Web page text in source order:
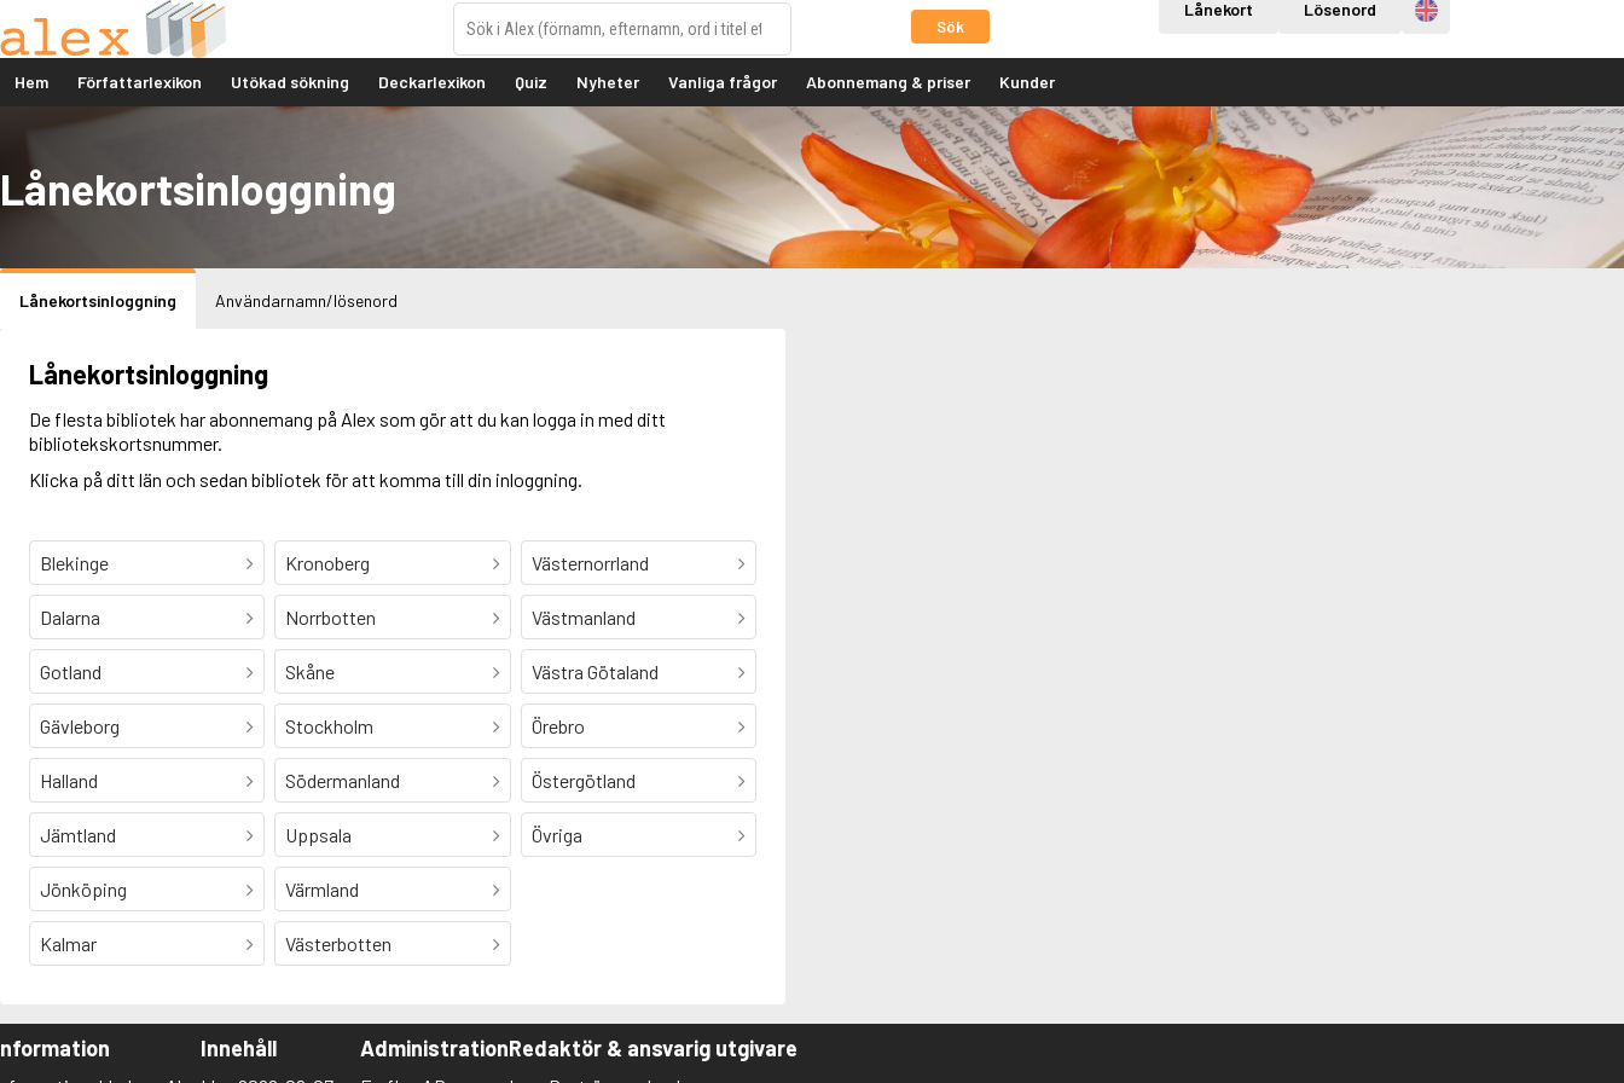
Sök
Lånekort Lösenord Engelska
Hem Författarlexikon Utökad sökning Deckarlexikon Quiz Nyheter Vanliga frågor Abonnemang & priser Kunder
Lånekortsinloggning
Lånekortsinloggning Användarnamn/lösenord
Lånekortsinloggning
De flesta bibliotek har abonnemang på Alex som gör att du kan logga in med ditt
bibliotekskortsnummer.
Klicka på ditt län och sedan bibliotek för att komma till din inloggning.
Blekinge
Dalarna
Gotland
Gävleborg
Halland
Jämtland
Jönköping
Kalmar
Kronoberg
Norrbotten
Skåne
Stockholm
Södermanland
Uppsala
Värmland
Västerbotten
Västernorrland
Västmanland
Västra Götaland
Örebro
Östergötland
Övriga
Innehåll AdministrationRedaktör & ansvarig utgivare